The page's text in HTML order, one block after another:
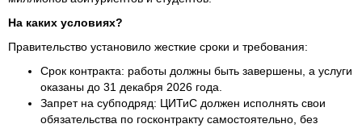
На каких условиях?
Правительство установило жесткие сроки и требования:
Срок контракта: работы должны быть завершены, а услуги
оказаны до 31 декабря 2026 года.
Запрет на субподряд: ЦИТиС должен исполнять свои
обязательства по госконтракту самостоятельно, без